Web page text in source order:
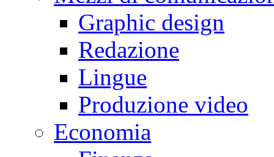
Graphic design
Redazione
Lingue
Produzione video
Economia